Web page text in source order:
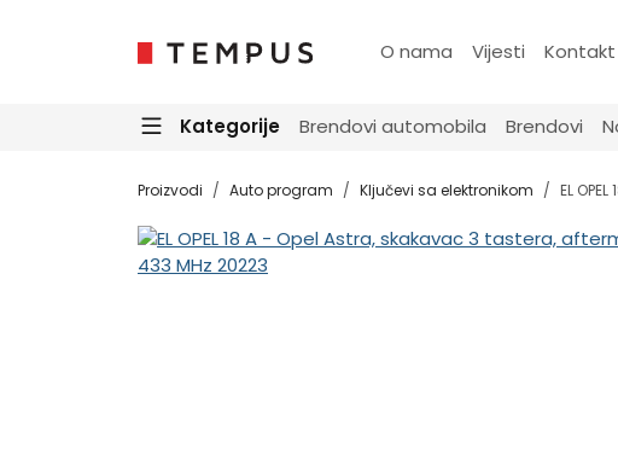
O nama Vijesti Kontakt
Kategorije Brendovi automobila Brendovi
Proizvodi Auto program Ključevi sa elektronikom EL